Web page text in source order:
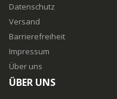
Datenschutz
Versand
Barrierefreiheit
Impressum
Über uns
ÜBER UNS